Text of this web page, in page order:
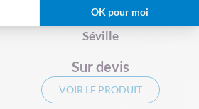
OK pour moi
Chaise de réunion empilable
Séville
Sur devis
VOIR LE PRODUIT